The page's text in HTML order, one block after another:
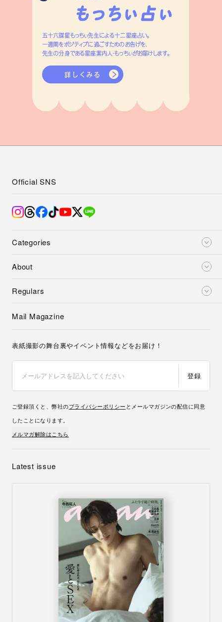
五十六謀星もっちぃ先生による十二星座占い。
一週間をポジティブに過ごすためのお告げを、
先生の分身である星座案内人・もっちぃがお届けします。
詳しくみる
Categories
About
Regulars
Official SNS
Mail Magazine
表紙撮影の舞台裏やイベント情報などをお届け！
登録
ご登録頂くと、弊社のプライバシーポリシー とメールマガジンの配信に同意
したことになります。
メルマガ解除はこちら
Latest issue